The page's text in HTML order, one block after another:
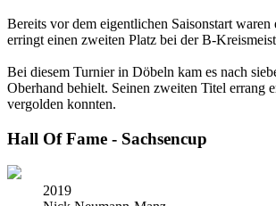
Bereits vor dem eigentlichen Saisonstart
erringt einen zweiten Platz bei der B-
Bei diesem Turnier in Döbeln kam es nach
Oberhand behielt. Seinen zweiten Titel errang
vergolden konnten.
Hall Of Fame - Sachsencup
2019